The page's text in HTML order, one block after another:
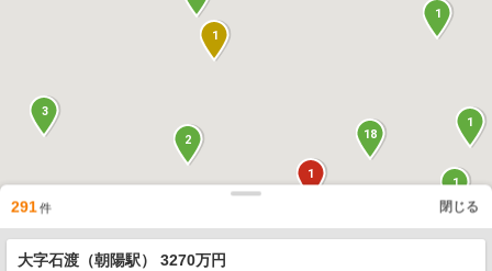
1
18
1
1
1
2
1
3
2
1
1
1
2
291件 閉じる
大字石渡（朝陽駅） 3270万円